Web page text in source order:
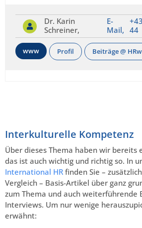
Dr. Karin
Schreiner,
E-
Mail,
44
www Profil Beiträge @
Interkulturelle Kompetenz
Über dieses Thema haben wir bereits
das ist auch wichtig und richtig so. In
International HR finden Sie –
Vergleich – Basis-Artikel über ganz
zum Thema und auch weiterführende
Interviews. Um nur wenige
erwähnt: